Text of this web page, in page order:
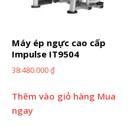
Máy ép ngực cao cấp
Impulse IT9504
38.480.000₫
Thêm vào giỏ hàng Mua
ngay